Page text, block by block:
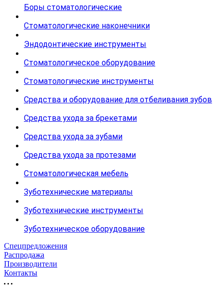
Боры стоматологические
Стоматологические наконечники
Эндодонтические инструменты
Стоматологическое оборудование
Стоматологические инструменты
Средства и оборудование для отбеливания зубов
Средства ухода за брекетами
Средства ухода за зубами
Средства ухода за протезами
Стоматологическая мебель
Зуботехнические материалы
Зуботехнические инструменты
Зуботехническое оборудование
Спецпредложения
Распродажа
Производители
Контакты